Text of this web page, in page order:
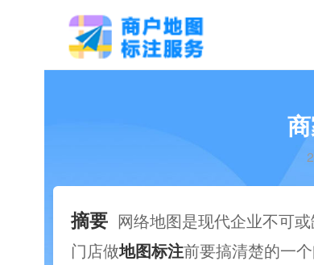
摘要 网络地图是现代企业不可
门店做地图标注前要搞清楚的一